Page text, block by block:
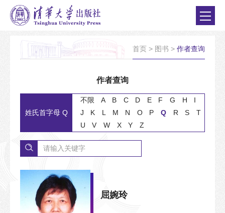
首页 > 图书 > 作者查询
作者查询
姓氏首字母 Q
不限 A B C D E F G H
I
J
K L M N O P Q R S
T
U
V W X Y Z
屈婉玲